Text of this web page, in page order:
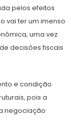
pelos efeitos
vai ter um imenso
uma vez
decisões fiscais
e condição
pois a
negociação